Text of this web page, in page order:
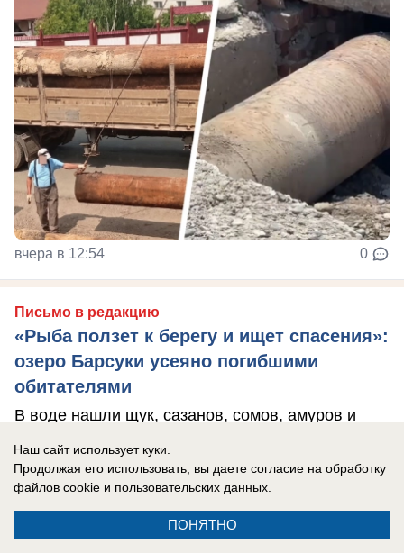
вчера в 12:54 0
Письмо в редакцию
«Рыба ползет к берегу и ищет спасения»:
озеро Барсуки усеяно погибшими
обитателями
В воде нашли щук, сазанов, сомов, амуров и
Наш сайт использует куки.
Продолжая его использовать, вы даете согласие на обработку
файлов cookie и пользовательских данных.
ПОНЯТНО